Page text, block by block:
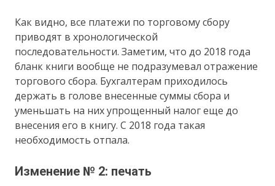
Как видно, все платежи по торговому сбору
приводят в хронологической
последовательности. Заметим, что до 2018 года
бланк книги вообще не подразумевал отражение
торгового сбора. Бухгалтерам приходилось
держать в голове внесенные суммы сбора и
уменьшать на них упрощенный налог еще до
внесения его в книгу. С 2018 года такая
необходимость отпала.
Изменение № 2: печать